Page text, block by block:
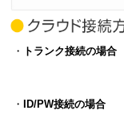
・ トランク接続の場合
・
ID/PW接続の場合